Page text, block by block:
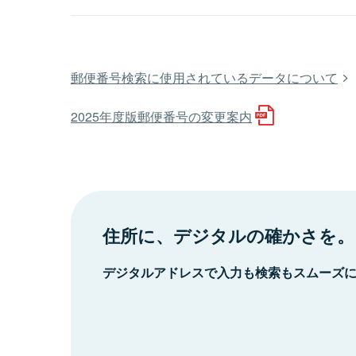
郵便番号検索に使用されているデータについて
2025年度版郵便番号の変更案内
住所に、デジタルの確かさを。
デジタルアドレスで入力も検索もスムーズ